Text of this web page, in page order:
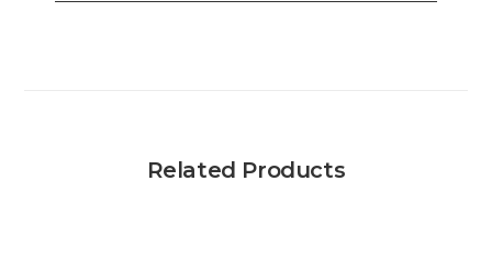
Related Products